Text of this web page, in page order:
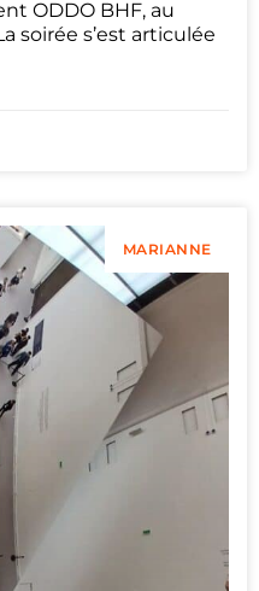
ODDO BHF, au
soirée s’est articulée
MARIANNE